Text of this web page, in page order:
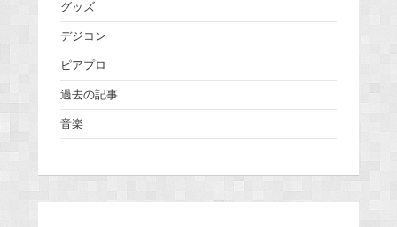
グッズ
デジコン
ピアプロ
過去の記事
音楽